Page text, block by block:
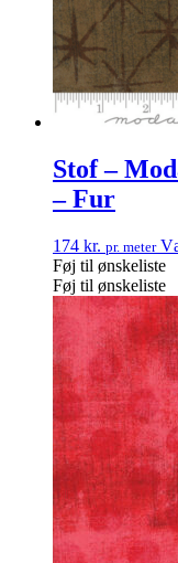
Stof –
– Fur
174 kr. pr. meter
Føj til ønskeliste
Føj til ønskeliste